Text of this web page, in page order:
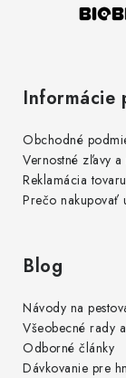
Informácie
Obchodné
Vernostné zľavy
Reklamácia tovaru
Prečo nakupovať
Blog
Návody na
Všeobecné rady
Odborné články
Dávkovanie pre